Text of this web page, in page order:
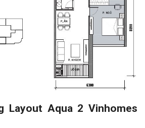
Layout Aqua 2 Vinhomes